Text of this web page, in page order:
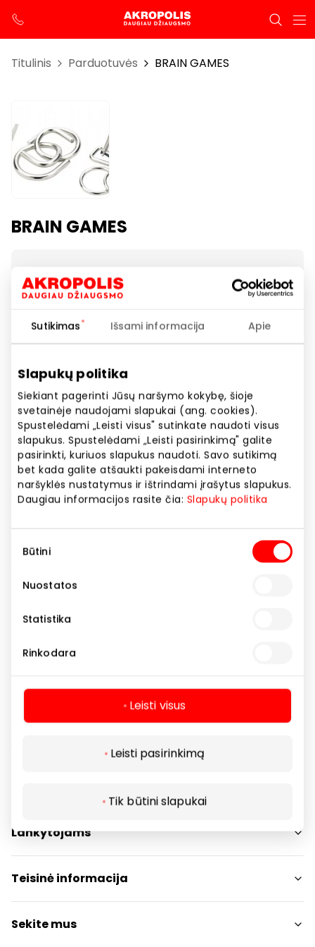
Sutikimas Išsami informacija Apie
Slapukų politika
Siekiant pagerinti Jūsų naršymo kokybę, šioje
svetainėje naudojami slapukai (ang. cookies).
Spustelėdami „Leisti visus" sutinkate naudoti visus
slapukus. Spustelėdami „Leisti pasirinkimą" galite
pasirinkti, kuriuos slapukus naudoti. Savo sutikimą
bet kada galite atšaukti pakeisdami interneto
naršyklės nustatymus ir ištrindami įrašytus slapukus.
Daugiau informacijos rasite čia: Slapukų politika
pasirinkimas
Būtini
Nuostatos
Statistika
Rinkodara
Leisti visus
Leisti pasirinkimą
Tik būtini slapukai
Titulinis Parduotuvės BRAIN GAMES
BRAIN GAMES
Darbo laikas
I-VII 10:00 – 21:00
Telefono numeris
+370 65936082
Svetainės adresas
https://www.galvosukis.lt
Rodyti lokaciją žemėlapyje
„Galvosūkių Pasaulis“ – tai specializuota galvosūkių ir
laisvalaikio prekių parduotuvė. Parduotuvėje
prekiaujame galvosūkiais, loginiais, stalo ir lauko
žaidimais, pokerio rinkiniais, konstruktoriais ir
dėlionėmis..
Paslaugos
Restoranai ir kavinės
Lankytojams
PC planas
Draugiški gyvūnams
Kontaktai
Akcijos
Teisinė informacija
Prekybos centro taisyklės
Slapukų politika
Sekite mus